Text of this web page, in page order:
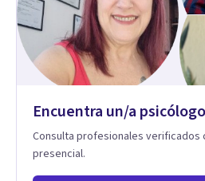
Encuentra un/a
Consulta profesionales verificados
presencial.